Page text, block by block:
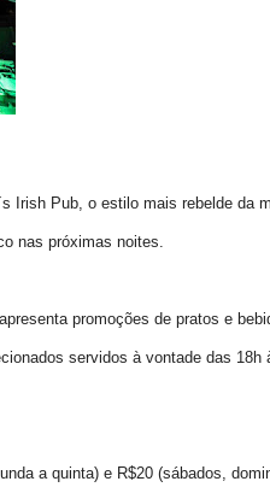
Irish Pub, o estilo mais rebelde da
nas próximas noites.
promoções de pratos e
servidos à vontade das 18h
a quinta) e R$20 (sábados,